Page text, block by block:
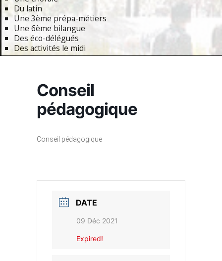
Du latin
Une 3ème prépa-métiers
Une 6ème bilangue
Des éco-délégués
Des activités le midi
Conseil
pédagogique
Conseil pédagogique
DATE
09 Déc 2021
Expired!